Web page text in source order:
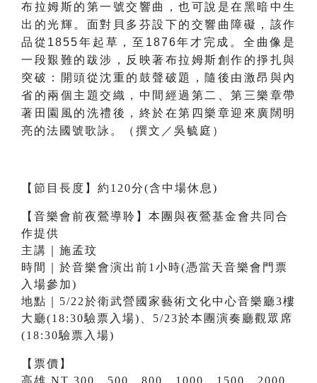
布拉姆斯的第一號交響曲，也可說是在黑暗中生
出的光輝。面對貝多芬設下的交響曲障礙，該作
品從1855年起草，至1876年才完成。全曲像是
一段艱難的跋涉，反映著布拉姆斯創作的掙扎與
突破：開頭從沈重的鼓聲破題，隨後由激昂與內
省的兩個主題交織，中間經過第二、第三樂章帶
著田園風的洗禮後，終於在第四樂章迎來廣闊明
亮的法國號歌詠。（撰文／吳毓庭）
【節目長度】約120分(含中場休息)
【音樂會前夜鶯導聆】本團與夜鶯基金會共同合
作提供
主講｜施孟玟
時間｜於音樂會演出前1小時(憑當天音樂會門票
入場參加)
地點｜5/22於衛武營國家藝術文化中心音樂廳3樓
大廳(18:30驗票入場)、5/23於本團演奏廳觀眾席
(18:30驗票入場)
【票價】